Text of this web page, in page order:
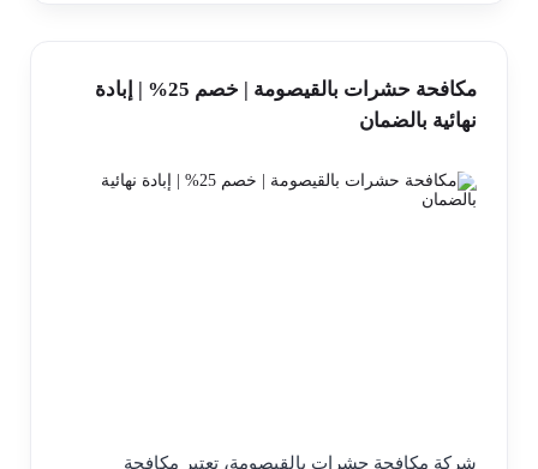
مكافحة حشرات بالقيصومة | خصم 25% | إبادة
نهائية بالضمان
شركة مكافحة حشرات بالقيصومة، تعتبر مكافحة